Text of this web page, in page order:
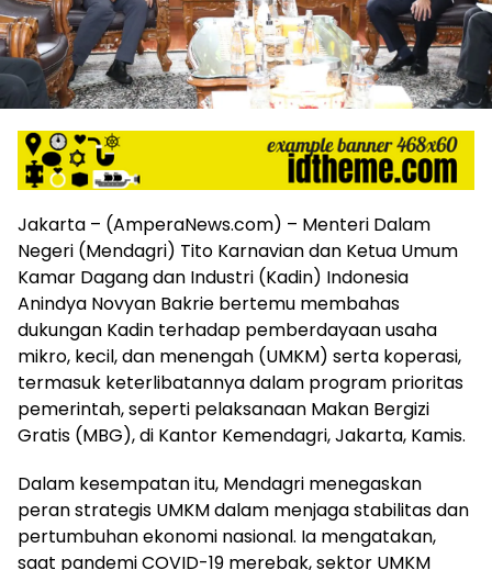
relatif
lebih
murah
dari
Koran
media
siber
lainnya,
desain
dan
media
siber
lebih
eksklusif,
bergaya
trendi,
mengandung
unsur
gaya
hidup,
hiburan,
bebas
Jakarta – (AmperaNews.com) – Menteri Dalam
Negeri (Mendagri) Tito Karnavian dan Ketua Umum
Kamar Dagang dan Industri (Kadin) Indonesia
Anindya Novyan Bakrie bertemu membahas
dukungan Kadin terhadap pemberdayaan usaha
mikro, kecil, dan menengah (UMKM) serta koperasi,
termasuk keterlibatannya dalam program prioritas
pemerintah, seperti pelaksanaan Makan Bergizi
Gratis (MBG), di Kantor Kemendagri, Jakarta, Kamis.
Dalam kesempatan itu, Mendagri menegaskan
peran strategis UMKM dalam menjaga stabilitas dan
pertumbuhan ekonomi nasional. Ia mengatakan,
saat pandemi COVID-19 merebak, sektor UMKM